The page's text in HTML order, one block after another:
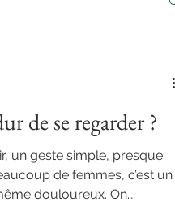
de se regarder ?
un geste simple, presque
de femmes, c’est un
douloureux. On